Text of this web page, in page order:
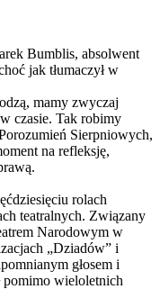
Bumblis, absolwent
jak tłumaczył w
mamy zwyczaj
czasie. Tak robimy
Sierpniowych,
na refleksję,
rolach
teatralnych. Związany
Narodowym w
„Dziadów” i
głosem i
pomimo wieloletnich